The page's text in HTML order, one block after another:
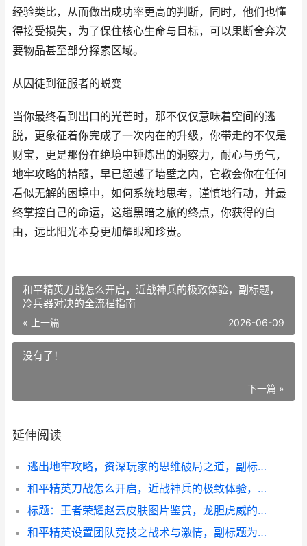
经验类比，从而做出成功率更高的判断，同时，他们也懂
得接受损失，为了保住核心生命与目标，可以果断舍弃次
要物品甚至部分探索区域。
从囚徒到征服者的蜕变
当你最终看到出口的光芒时，那不仅仅意味着空间的逃
脱，更象征着你完成了一次内在的升级，你带走的不仅是
财宝，更是那份在绝境中锤炼出的洞察力，耐心与勇气，
地牢攻略的精髓，早已超越了墙壁之内，它教会你在任何
看似无解的困境中，如何系统地思考，谨慎地行动，并最
终掌控自己的命运，这趟黑暗之旅的终点，你获得的自
由，远比阳光本身更加耀眼和珍贵。
和平精英刀战怎么开启，近战神兵的极致体验，副标题，
冷兵器对决的全流程指南
« 上一篇 2026-06-09
没有了！
下一篇 »
延伸阅读
逃出地牢攻略，资深玩家的思维破局之道，副标题，从绝望迷宫到自由之路
和平精英刀战怎么开启，近战神兵的极致体验，副标题，冷兵器对决的全流程指南
标题：王者荣耀赵云皮肤图片鉴赏，龙胆虎威的视觉盛宴副标题：银甲龙枪掠影，引擎之心轰鸣
和平精英设置团队竞技之战术与激情，副标题为团队火拼的艺术与策略